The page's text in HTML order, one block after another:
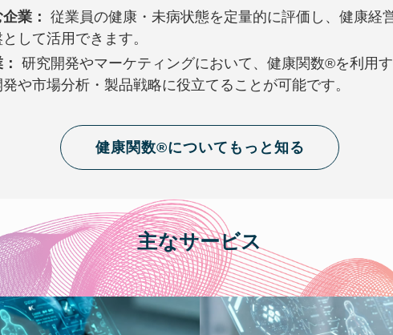
業： 従業員の健康・未病状態を定量的に評価し、健康経
して活用できます。
研究開発やマーケティングにおいて、健康関数®︎を利用
や市場分析・製品戦略に役立てることが可能です。
健康関数®︎についてもっと知る
主なサービス